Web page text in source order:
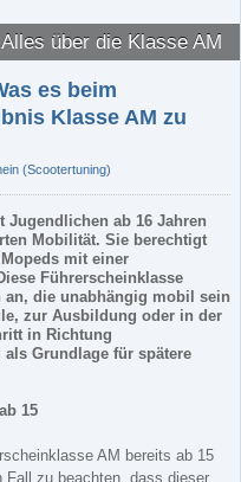
über die Klasse AM
es beim
Klasse AM zu
(Scootertuning)
Jugendlichen ab 16 Jahren
Mobilität. Sie berechtigt
mit einer
Führerscheinklasse
die unabhängig mobil sein
zur Ausbildung oder in der
in Richtung
Grundlage für spätere
15
AM bereits ab 15
Fall zu beachten, dass dieser